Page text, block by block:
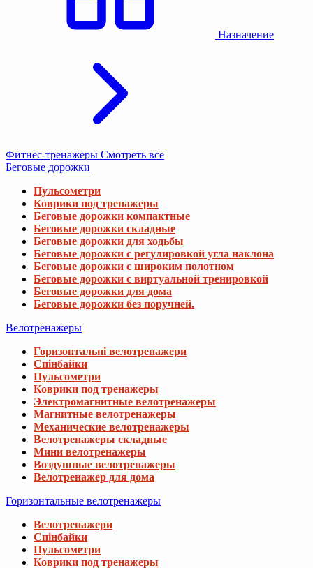
Назначение
Фитнес-тренажеры Смотреть все
Беговые дорожки
Пульсометри
Коврики под тренажеры
Беговые дорожки компактные
Беговые дорожки складные
Беговые дорожки для ходьбы
Беговые дорожки с регулировкой угла наклона
Беговые дорожки с широким полотном
Беговые дорожки с виртуальной тренировкой
Беговые дорожки для дома
Беговые дорожки без поручней.
Велотренажеры
Горизонтальні велотренажери
Спінбайки
Пульсометри
Коврики под тренажеры
Электромагнитные велотренажеры
Магнитные велотренажеры
Механические велотренажеры
Велотренажеры складные
Мини велотренажеры
Воздушные велотренажеры
Велотренажер для дома
Горизонтальные велотренажеры
Велотренажери
Спінбайки
Пульсометри
Коврики под тренажеры